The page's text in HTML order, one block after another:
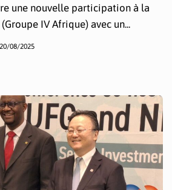
une nouvelle participation à la
IV Afrique) avec un...
20/08/2025